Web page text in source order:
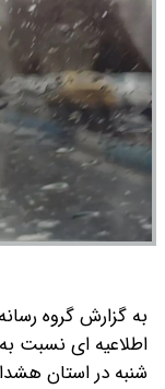
به گزارش گروه
اطلاعیه ای نسبت
شنبه در استان